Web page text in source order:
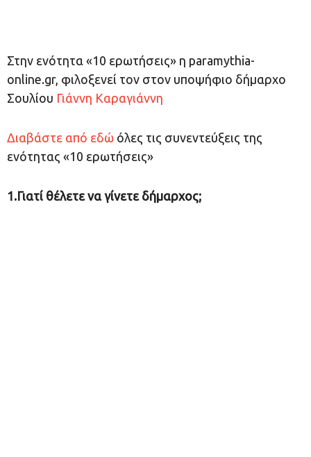
Στην ενότητα «10 ερωτήσεις» η paramythia-
online.gr, φιλοξενεί τον στον υποψήφιο δήμαρχο
Σουλίου Γιάννη Καραγιάννη
Διαβάστε από εδώ όλες τις συνεντεύξεις της
ενότητας «10 ερωτήσεις»
1.Γιατί θέλετε να γίνετε δήμαρχος;